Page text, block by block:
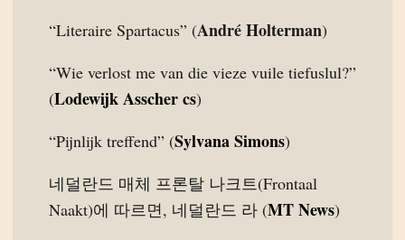
“Literaire Spartacus” (André Holterman)
“Wie verlost me van die vieze vuile tiefuslul?”
(Lodewijk Asscher cs)
“Pijnlijk treffend” (Sylvana Simons)
네덜란드 매체 프론탈 나크트(Frontaal
Naakt)에 따르면, 네덜란드 라 (MT News)